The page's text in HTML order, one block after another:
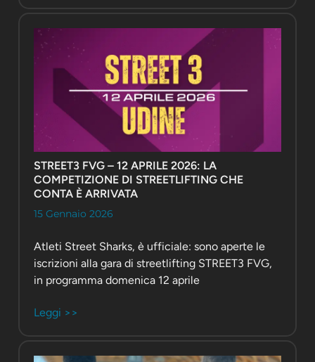
STREET3 FVG – 12 APRILE 2026: LA
COMPETIZIONE DI STREETLIFTING CHE
CONTA È ARRIVATA
15 Gennaio 2026
Atleti Street Sharks, è ufficiale: sono aperte le
iscrizioni alla gara di streetlifting STREET3 FVG,
in programma domenica 12 aprile
Leggi >>